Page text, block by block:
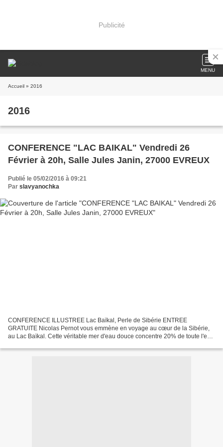
Publicité
MENU
Accueil » 2016
2016
CONFERENCE "LAC BAIKAL" Vendredi 26
Février à 20h, Salle Jules Janin, 27000 EVREUX
Publié le 05/02/2016 à 09:21
Par slavyanochka
CONFERENCE ILLUSTREE Lac Baïkal, Perle de Sibérie ENTREE
GRATUITE Nicolas Pernot vous emmène en voyage au cœur de la Sibérie,
au Lac Baïkal. Cette véritable mer d'eau douce concentre 20% de toute l'eau